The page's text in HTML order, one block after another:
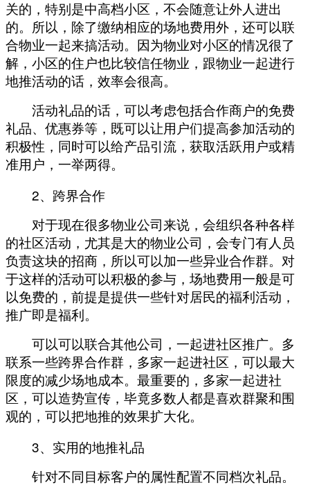
关的，特别是中高档小区，不会随意让外人进出
的。所以，除了缴纳相应的场地费用外，还可以联
合物业一起来搞活动。因为物业对小区的情况很了
解，小区的住户也比较信任物业，跟物业一起进行
地推活动的话，效率会很高。
活动礼品的话，可以考虑包括合作商户的免费
礼品、优惠券等，既可以让用户们提高参加活动的
积极性，同时可以给产品引流，获取活跃用户或精
准用户，一举两得。
2、跨界合作
对于现在很多物业公司来说，会组织各种各样
的社区活动，尤其是大的物业公司，会专门有人员
负责这块的招商，所以可以加一些异业合作群。对
于这样的活动可以积极的参与，场地费用一般是可
以免费的，前提是提供一些针对居民的福利活动，
推广即是福利。
可以可以联合其他公司，一起进社区推广。多
联系一些跨界合作群，多家一起进社区，可以最大
限度的减少场地成本。最重要的，多家一起进社
区，可以造势宣传，毕竟多数人都是喜欢群聚和围
观的，可以把地推的效果扩大化。
3、实用的地推礼品
针对不同目标客户的属性配置不同档次礼品。